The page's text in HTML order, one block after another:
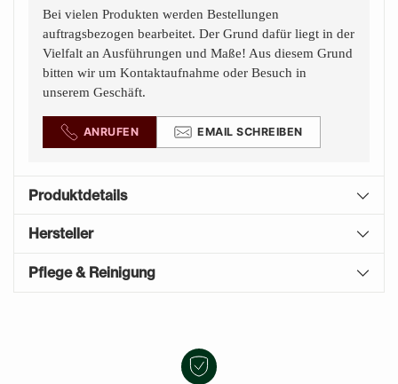
Bei vielen Produkten werden Bestellungen
auftragsbezogen bearbeitet. Der Grund dafür liegt in der
Vielfalt an Ausführungen und Maße! Aus diesem Grund
bitten wir um Kontaktaufnahme oder Besuch in
unserem Geschäft.
ANRUFEN EMAIL SCHREIBEN
Produktdetails
Hersteller
Pflege & Reinigung